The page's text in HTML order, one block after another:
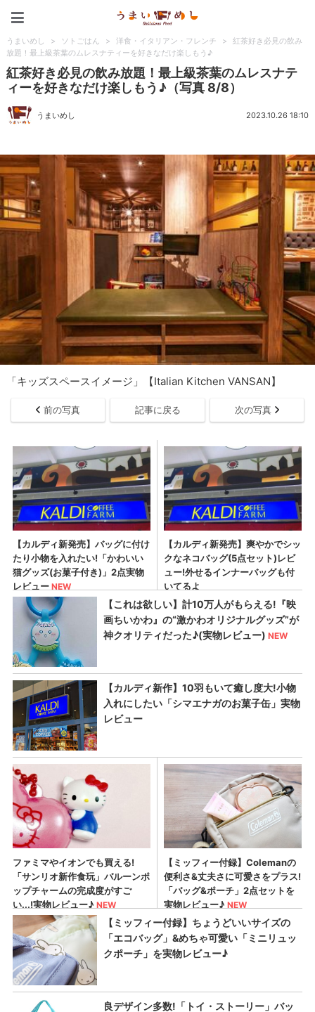
うまいめし > ソトごはん > 洋食・イタリアン・フレンチ >
紅茶好き必見の飲み
放題！最上級茶葉のムレスナティーを好きなだけ楽しもう♪
紅茶好き必見の飲み放題！最上級茶葉のムレスナテ
ィーを好きなだけ楽しもう♪（写真 8/8）
うまいめし 2023.10.26 18:10
「キッズスペースイメージ」【Italian Kitchen VANSAN】
前の写真 記事に戻る 次の写真